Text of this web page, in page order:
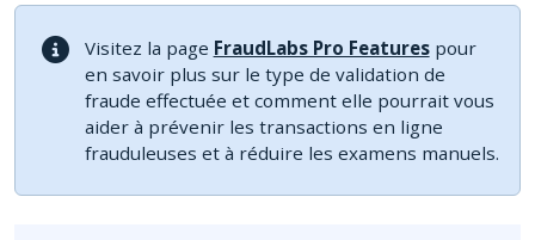
Visitez la page FraudLabs Pro Featurespour
en savoir plus sur le type de validation de
fraude effectuée et comment elle pourrait vous
aider à prévenir les transactions en ligne
frauduleuses et à réduire les examens manuels.